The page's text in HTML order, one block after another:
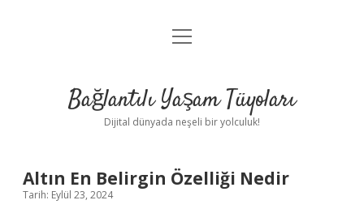
Anasayfa
Yasal Uyarı
menüyü
Bağlantılı Yaşam Tüyoları
Dijital dünyada neşeli bir yolculuk!
Altın En Belirgin Özelliği Nedir
Tarih: Eylül 23, 2024